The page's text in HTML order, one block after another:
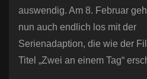
auswendig. Am 8. Februar
nun auch endlich los mit der
Serienadaption, die wie der
Titel „Zwei an einem Tag“